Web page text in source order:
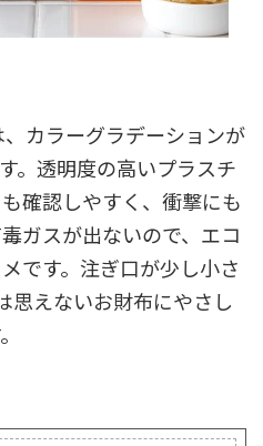
、カラーグラデーションが
。透明度の高いプラスチ
確認しやすく、衝撃にも
ガスが出ないので、エコ
です。注ぎ口が少し小さ
思えないお財布にやさし